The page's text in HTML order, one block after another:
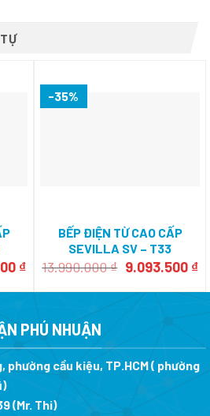
₫Giá
tại
9.094.000 ₫.
-35%
BẾP ĐIỆN TỪ CAO CẤP
SEVILLA SV – T33
13.990.000₫ Giá
là:
9.093.500 ₫
PHÚ NHUẬN
phường cầu kiệu, TP.HCM ( phường
(Mr. Thi)